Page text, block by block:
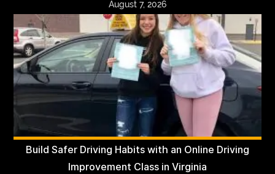
August 7, 2026
Build Safer Driving Habits with an Online Driving
Improvement Class in Virginia